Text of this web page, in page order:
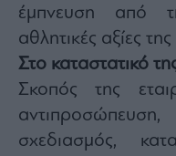
έμπνευση από
αθλητικές αξίες
Στο καταστατικό
Σκοπός της
σχεδιασμός,